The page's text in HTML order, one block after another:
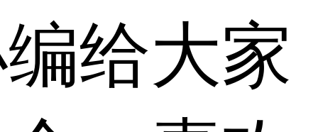
给大家